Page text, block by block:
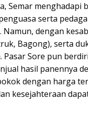
Semar menghadapi
serta
Namun, dengan
Bagong), serta
Sore pun
hasil panennya
dengan harga
kesejahteraan